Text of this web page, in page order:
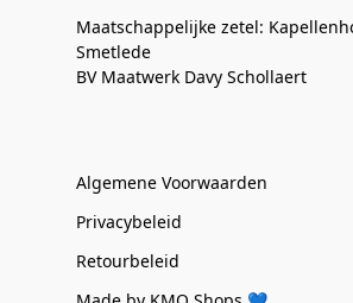
Maatschappelijke zetel:
Smetlede
BV Maatwerk Davy Schollaert
Algemene Voorwaarden
Privacybeleid
Retourbeleid